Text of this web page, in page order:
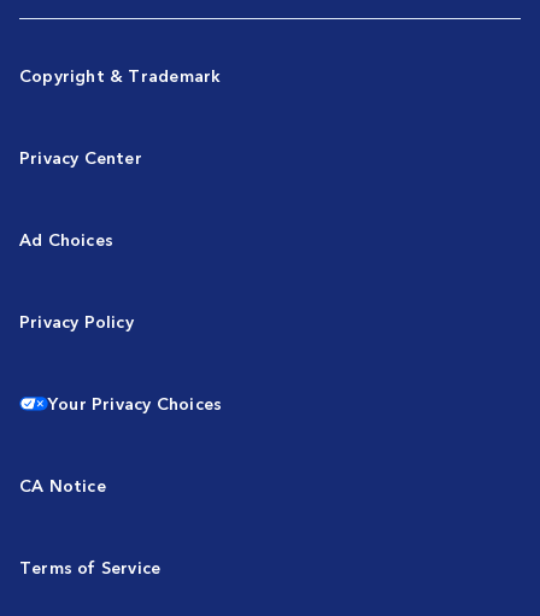
Copyright & Trademark
Privacy Center
Ad Choices
Privacy Policy
Your Privacy Choices
CA Notice
Terms of Service